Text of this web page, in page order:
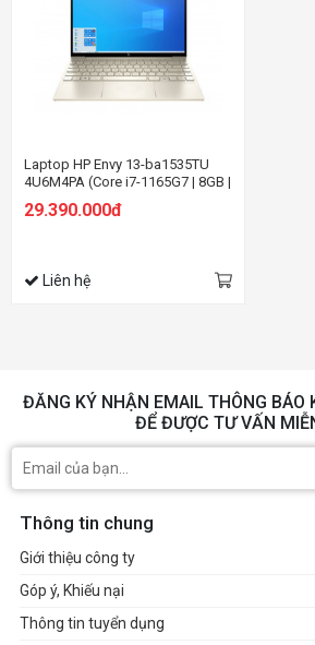
Laptop HP Envy 13-ba1535TU
4U6M4PA (Core i7-1165G7 | 8GB |
FHD | Win 10 | Vàng)
29.390.000đ
Liên hệ
ĐĂNG KÝ NHẬN EMAIL THÔNG BÁO
ĐỂ ĐƯỢC TƯ VẤN
Thông tin chung
Giới thiệu công ty
Góp ý, Khiếu nại
Thông tin tuyển dụng